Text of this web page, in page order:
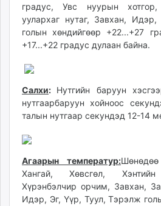
shuum.mn
times.mn
tvmongolia.mn
unegui.mn
tac.mn
unread.today
градус, Увс нуурын хотгор,
уулархаг нутаг, Завхан,
голын хөндийгөөр +22...+27
+17...+22 градус дулаан байна.
Салхи: Нутгийн баруун
нутгаарбаруун хойноос
талын нутгаар секундэд 12-14
Агаарын температур:
Хангай, Хөвсгөл,
Хүрэнбэлчир орчим, Завхан,
Идэр, Эг, Үүр, Туул, Тэрэлж